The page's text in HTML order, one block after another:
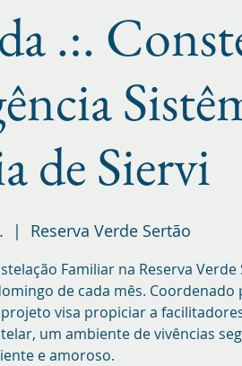
.:.
de Siervi
  |
Reserva Verde Sertão
Familiar na Reserva Verde
de cada mês. Coordenado
visa propiciar a
um ambiente de vivências
e amoroso.